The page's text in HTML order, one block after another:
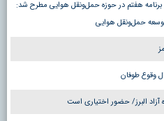
هفتم در حوزه حمل‌ونقل هوایی مطرح شد:
توسعه حمل‌ونقل هوایی
وقوع طوفان
البرز/ حضور اختیاری است